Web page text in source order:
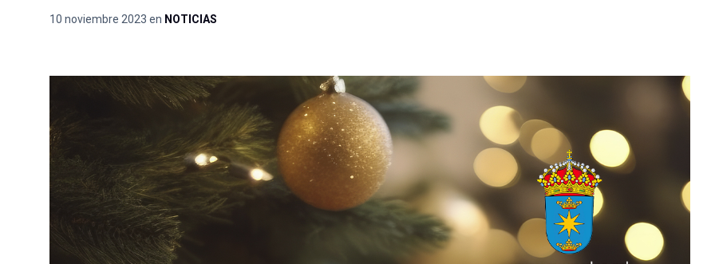
10 noviembre 2023 en NOTICIAS